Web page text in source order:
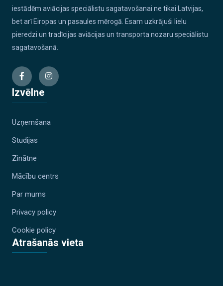
iestādēm aviācijas speciālistu sagatavošanai ne tikai Latvijas,
bet arī Eiropas un pasaules mērogā. Esam uzkrājuši lielu
pieredzi un tradīcijas aviācijas un transporta nozaru speciālistu
sagatavošanā.
Izvēlne
Uzņemšana
Studijas
Zinātne
Mācību centrs
Par mums
Privacy policy
Cookie policy
Atrašanās vieta